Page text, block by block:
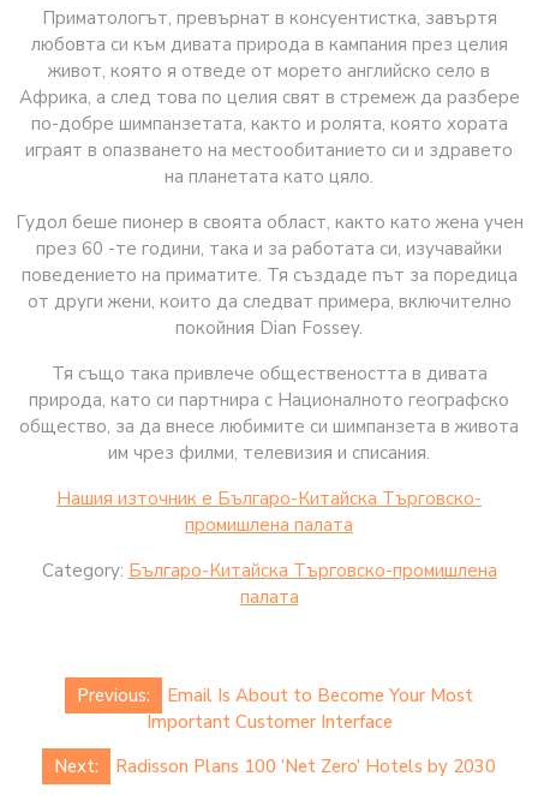
Приматологът, превърнат в консуентистка, завъртя
любовта си към дивата природа в кампания през целия
живот, която я отведе от морето английско село в
Африка, а след това по целия свят в стремеж да разбере
по-добре шимпанзетата, както и ролята, която хората
играят в опазването на местообитанието си и здравето
на планетата като цяло.
Гудол беше пионер в своята област, както като жена учен
през 60 -те години, така и за работата си, изучавайки
поведението на приматите. Тя създаде път за поредица
от други жени, които да следват примера, включително
покойния Dian Fossey.
Тя също така привлече обществеността в дивата
природа, като си партнира с Националното географско
общество, за да внесе любимите си шимпанзета в живота
им чрез филми, телевизия и списания.
Нашия източник е Българо-Китайска Търговско-
промишлена палaта
Category: Българо-Китайска Търговско-промишлена
палaта
Post
navigation
Previous:
Email Is About to Become Your Most
Important Customer Interface
Next:
Radisson Plans 100 ‘Net Zero’ Hotels by 2030